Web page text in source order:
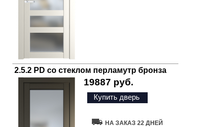
2.5.2 PD со стеклом перламутр бронза
19887 руб.
Купить дверь
НА ЗАКАЗ 22 ДНЕЙ